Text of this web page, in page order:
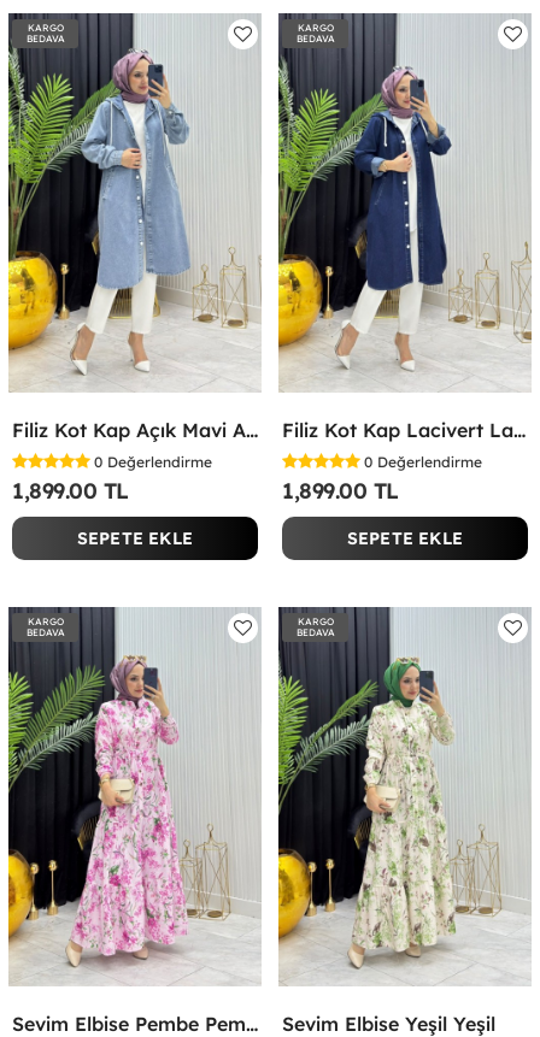
KARGO
BEDAVA
Filiz Kot Kap Açık Mavi Açık Mavi
0 Değerlendirme
1,899.00 TL
SEPETE EKLE
KARGO
BEDAVA
Filiz Kot Kap Lacivert Lacivert
0 Değerlendirme
1,899.00 TL
SEPETE EKLE
KARGO
BEDAVA
Sevim Elbise Pembe Pembe
KARGO
BEDAVA
Sevim Elbise Yeşil Yeşil